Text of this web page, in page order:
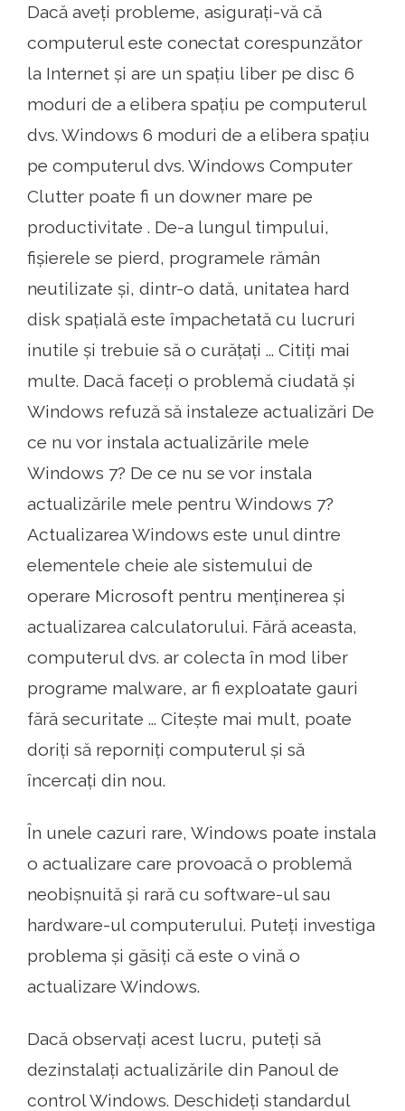
Dacă aveți probleme, asigurați-vă că
computerul este conectat corespunzător
la Internet și are un spațiu liber pe disc 6
moduri de a elibera spațiu pe computerul
dvs. Windows 6 moduri de a elibera spațiu
pe computerul dvs. Windows Computer
Clutter poate fi un downer mare pe
productivitate . De-a lungul timpului,
fișierele se pierd, programele rămân
neutilizate și, dintr-o dată, unitatea hard
disk spațială este împachetată cu lucruri
inutile și trebuie să o curățați ... Citiți mai
multe. Dacă faceți o problemă ciudată și
Windows refuză să instaleze actualizări De
ce nu vor instala actualizările mele
Windows 7? De ce nu se vor instala
actualizările mele pentru Windows 7?
Actualizarea Windows este unul dintre
elementele cheie ale sistemului de
operare Microsoft pentru menținerea și
actualizarea calculatorului. Fără aceasta,
computerul dvs. ar colecta în mod liber
programe malware, ar fi exploatate gauri
fără securitate ... Citește mai mult, poate
doriți să reporniți computerul și să
încercați din nou.
În unele cazuri rare, Windows poate instala
o actualizare care provoacă o problemă
neobișnuită și rară cu software-ul sau
hardware-ul computerului. Puteți investiga
problema și găsiți că este o vină o
actualizare Windows.
Dacă observați acest lucru, puteți să
dezinstalați actualizările din Panoul de
control Windows. Deschideți standardul